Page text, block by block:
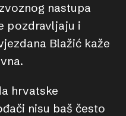
nastupa
pozdravljaju i
Blažić kaže
hrvatske
nisu baš često